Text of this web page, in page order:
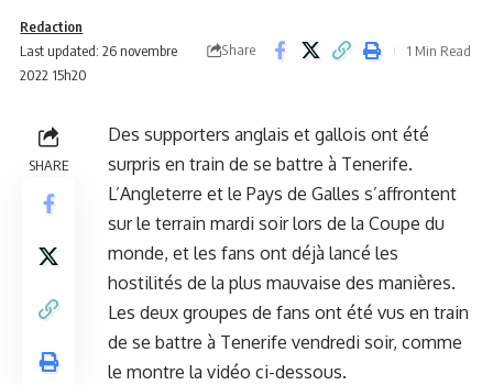
Last updated: 26 novembre
2022 15h20
Redaction
Share
1 Min Read
SHARE
Des supporters anglais et gallois ont été
surpris en train de se battre à Tenerife.
L’Angleterre et le Pays de Galles s’affrontent
sur le terrain mardi soir lors de la Coupe du
monde, et les fans ont déjà lancé les
hostilités de la plus mauvaise des manières.
Les deux groupes de fans ont été vus en train
de se battre à Tenerife vendredi soir, comme
le montre la vidéo ci-dessous.